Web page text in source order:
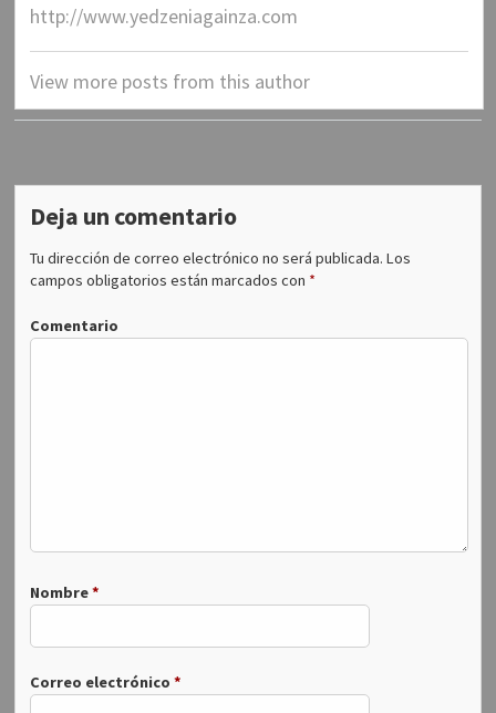
) ) u
n
v
n
t
a
n
v
)
http://www.yedzeniagainza.com
View more posts from this author
Deja un comentario
Tu dirección de correo electrónico no será publicada. Los
campos obligatorios están marcados con *
Comentario
Nombre*
Correo electrónico*